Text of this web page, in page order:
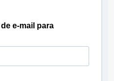
e-mail para